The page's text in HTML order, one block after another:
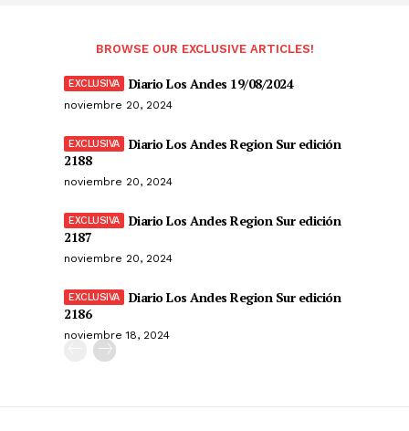
BROWSE OUR EXCLUSIVE ARTICLES!
Diario Los Andes 19/08/2024
noviembre 20, 2024
Diario Los Andes Region Sur edición
2188
noviembre 20, 2024
Diario Los Andes Region Sur edición
2187
noviembre 20, 2024
Diario Los Andes Region Sur edición
2186
noviembre 18, 2024